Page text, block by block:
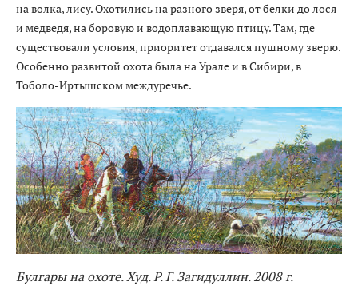
на волка, лису. Охотились на разного зверя, от белки до лося
и медведя, на боровую и водоплавающую птицу. Там, где
существовали условия, приоритет отдавался пушному зверю.
Особенно развитой охота была на Урале и в Сибири, в
Тоболо-Иртышском междуречье.
Булгары на охоте. Худ. Р. Г. Загидуллин. 2008 г.